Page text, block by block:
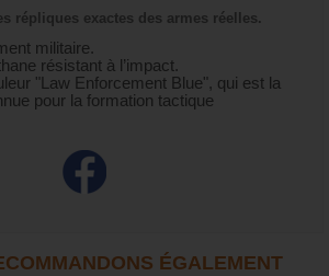
répliques exactes des armes réelles.
militaire.
résistant à l’impact.
"Law Enforcement Blue", qui est la
pour la formation tactique
ÉGALEMENT